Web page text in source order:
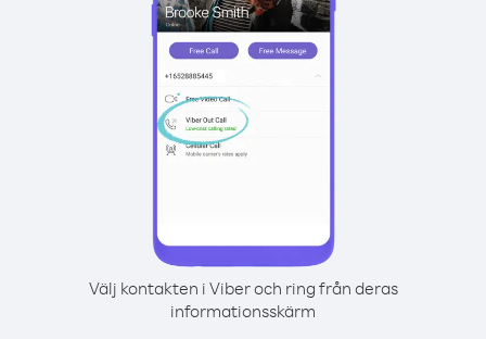
Välj kontakten i Viber och ring från deras
informationsskärm